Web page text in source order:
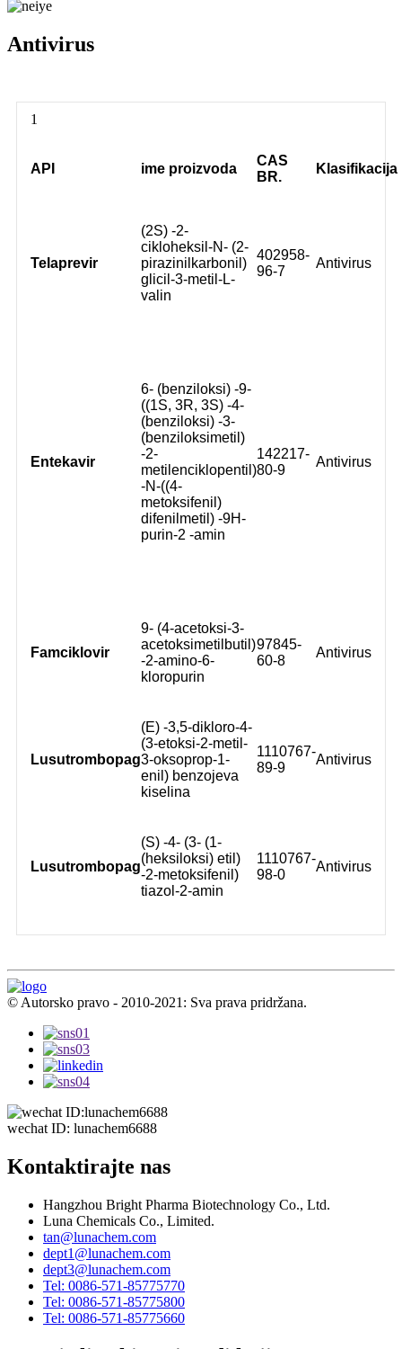
Antivirus
1
API ime proizvoda
CAS
BR.
Klasifikacija
Telaprevir
(2S) -2-
cikloheksil-N- (2-
pirazinilkarbonil)
glicil-3-metil-L-
valin
402958-
96-7
Antivirus
Entekavir
6- (benziloksi) -9-
((1S, 3R, 3S) -4-
(benziloksi) -3-
(benziloksimetil)
-2-
metilenciklopentil)
-N-((4-
metoksifenil)
difenilmetil) -9H-
purin-2 -amin
142217-
80-9
Antivirus
Famciklovir
9- (4-acetoksi-3-
acetoksimetilbutil)
-2-amino-6-
kloropurin
97845-
60-8
Antivirus
Lusutrombopag
(E) -3,5-dikloro-4-
(3-etoksi-2-metil-
3-oksoprop-1-
enil) benzojeva
kiselina
1110767-
89-9
Antivirus
Lusutrombopag
(S) -4- (3- (1-
(heksiloksi) etil)
-2-metoksifenil)
tiazol-2-amin
1110767-
98-0
Antivirus
© Autorsko pravo - 2010-2021: Sva prava pridržana.
wechat ID: lunachem6688
Kontaktirajte nas
Hangzhou Bright Pharma Biotechnology Co., Ltd.
Luna Chemicals Co., Limited.
tan@lunachem.com
dept1@lunachem.com
dept3@lunachem.com
Tel: 0086-571-85775770
Tel: 0086-571-85775800
Tel: 0086-571-85775660